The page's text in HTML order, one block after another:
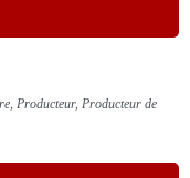
Producteur, Producteur de